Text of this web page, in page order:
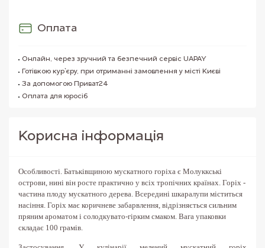
Оплата
Онлайн, через зручний та безпечний сервіс UAPAY
Готівкою кур`єру, при отриманні замовлення у місті Києві
За допомогою Приват24
Оплата для юросіб
Корисна iнформацiя
Особливості. Батьківщиною мускатного горіха є Молуккські
острови, нині він росте практично у всіх тропічних країнах. Горіх -
частина плоду мускатного дерева. Всередині шкаралупи міститься
насіння. Горіх має коричневе забарвлення, відрізняється сильним
пряним ароматом і солодкувато-гірким смаком. Вага упаковки
складає 100 грамів.